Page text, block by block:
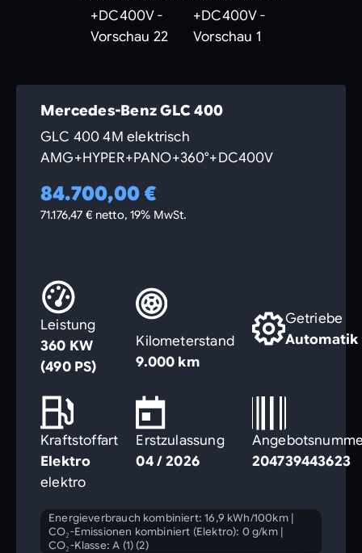
Mercedes-Benz GLC 400
GLC 400 4M elektrisch
AMG+HYPER+PANO+360°+DC400V
84.700,00 €
71.176,47 € netto, 19% MwSt.
Leistung
360 KW
(490 PS)
Kilometerstand
9.000 km
Getriebe
Automatik
Kraftstoffart
Elektro
Erstzulassung
04 / 2026
204739443623
elektro
Energieverbrauch kombiniert: 16,9 kWh/100km|
CO₂-Emissionen kombiniert (Elektro): 0 g/km|
CO₂-Klasse: A (1) (2)